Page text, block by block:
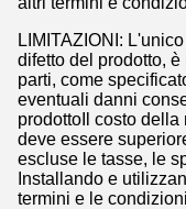
LIMITAZIONI:
difetto del prodotto,
parti, come
eventuali danni
prodottoIl costo
deve essere
escluse le tasse, le
Installando e
termini e le